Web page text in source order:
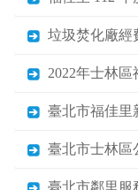
垃圾焚化廠經
2022年士林
臺北市福佳里
臺北市士林區
臺北市鄰里服